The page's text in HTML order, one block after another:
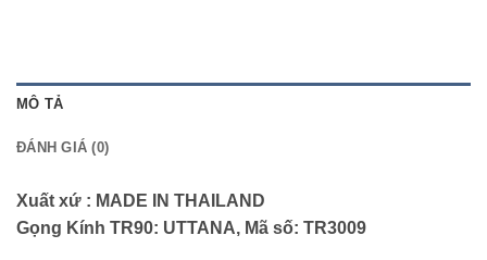
MÔ TẢ
ĐÁNH GIÁ (0)
Xuất xứ : MADE IN THAILAND
Gọng Kính TR90: UTTANA, Mã số: TR3009